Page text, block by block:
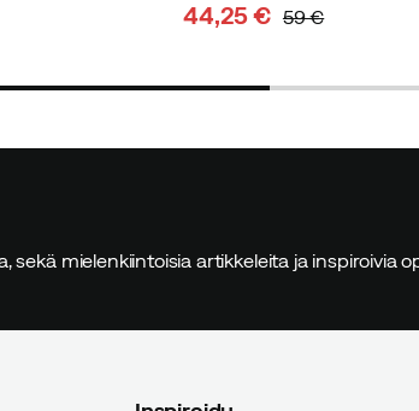
44,25 € 59 €
mielenkiintoisia artikkeleita ja inspiroivia